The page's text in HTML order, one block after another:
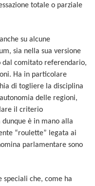
totale o parziale
su alcune
sia nella sua versione
dal comitato referendario,
Ha in particolare
di togliere la disciplina
delle regioni,
il criterio
dunque è in mano alla
“roulette” legata ai
parlamentare sono
speciali che, come ha